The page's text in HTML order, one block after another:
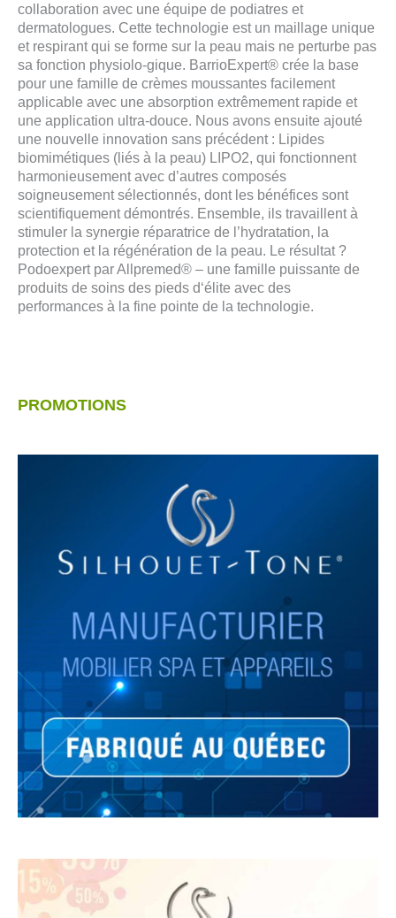
PROMOTIONS
collaboration avec une équipe de podiatres et
dermatologues. Cette technologie est un maillage unique
et respirant qui se forme sur la peau mais ne perturbe pas
sa fonction physiolo-gique. BarrioExpert® crée la base
pour une famille de crèmes moussantes facilement
applicable avec une absorption extrêmement rapide et
une application ultra-douce. Nous avons ensuite ajouté
une nouvelle innovation sans précédent : Lipides
biomimétiques (liés à la peau) LIPO2, qui fonctionnent
harmonieusement avec d’autres composés
soigneusement sélectionnés, dont les bénéfices sont
scientifiquement démontrés. Ensemble, ils travaillent à
stimuler la synergie réparatrice de l’hydratation, la
protection et la régénération de la peau. Le résultat ?
Podoexpert par Allpremed® – une famille puissante de
produits de soins des pieds d‘élite avec des
performances à la fine pointe de la technologie.